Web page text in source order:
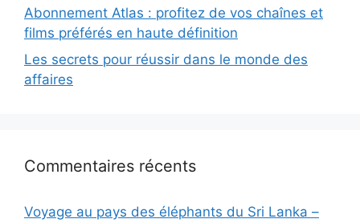
Abonnement Atlas : profitez de vos chaînes et
films préférés en haute définition
Les secrets pour réussir dans le monde des
affaires
Commentaires récents
Voyage au pays des éléphants du Sri Lanka –